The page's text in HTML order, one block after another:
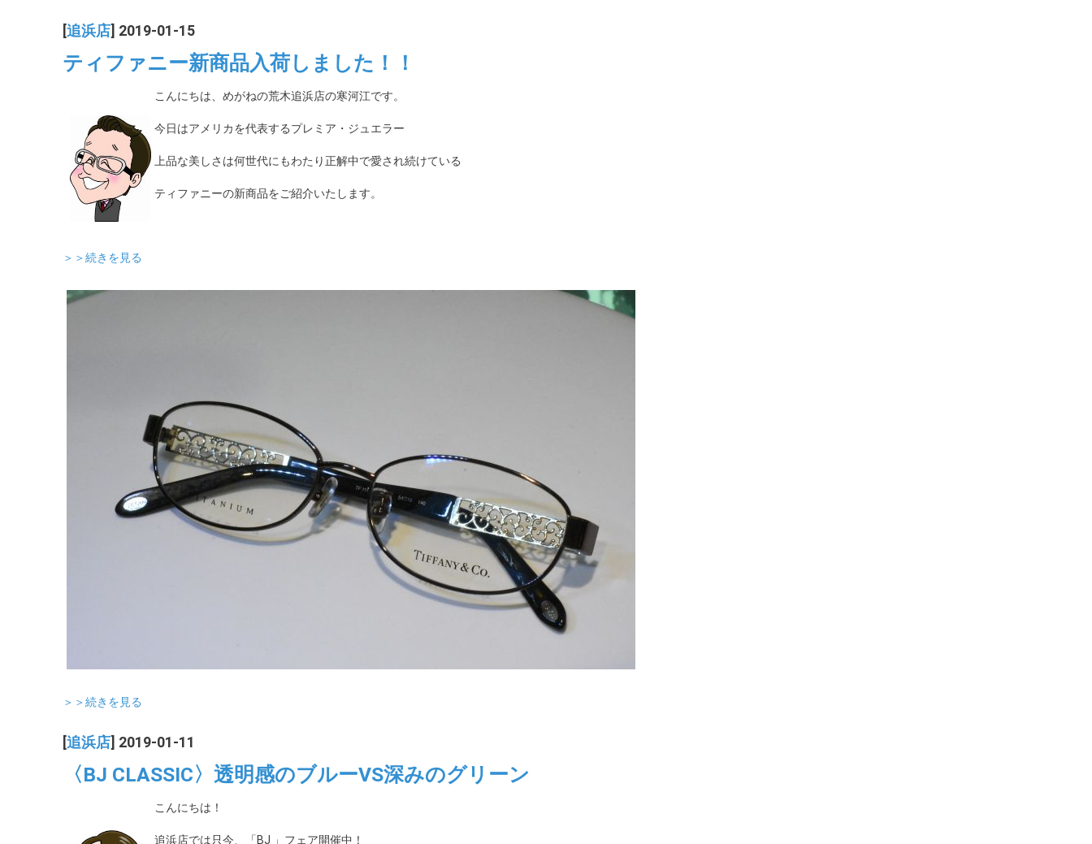
[追浜店] 2019-01-15
ティファニー新商品入荷しました！！
こんにちは、めがねの荒木追浜店の寒河江です。
今日はアメリカを代表するプレミア・ジュエラー
上品な美しさは何世代にもわたり正解中で愛され続けている
ティファニーの新商品をご紹介いたします。
＞＞続きを見る
＞＞続きを見る
追浜店 ] 2019-01-11
〈BJ CLASSIC〉透明感のブルーVS深みのグリーン
こんにちは！
追浜店では只今、「BJ 」フェア開催中！